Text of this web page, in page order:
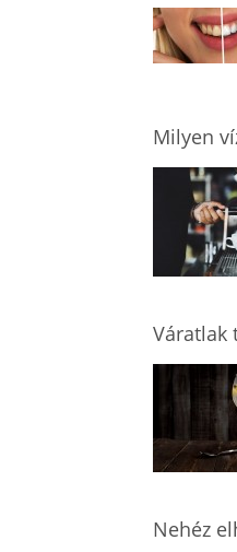
Milyen
Váratlak
Nehéz